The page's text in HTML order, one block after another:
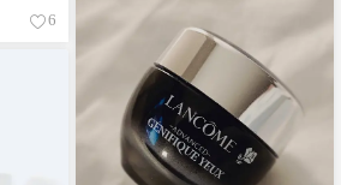
6